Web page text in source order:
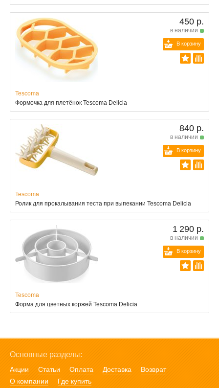
450 р.
в наличии
В корзину
Tescoma
Формочка для плетёнок Tescoma Delicia
840 р.
в наличии
В корзину
Tescoma
Ролик для прокалывания теста при выпекании Tescoma Delicia
1 290 р.
в наличии
В корзину
Tescoma
Форма для цветных коржей Tescoma Delicia
Основные разделы:
Акции Статьи Оплата Доставка
Возврат
О компании
Где купить